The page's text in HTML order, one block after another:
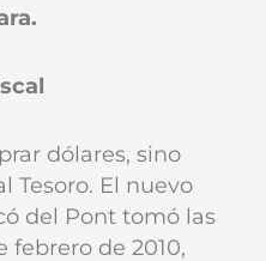
dólares, sino
Tesoro. El nuevo
del Pont tomó las
febrero de 2010,